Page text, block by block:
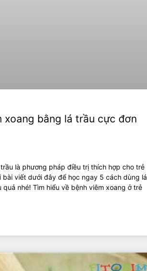
xoang bằng lá trầu cực đơn
là phương pháp điều trị thích hợp cho trẻ
bài viết dưới đây để học ngay 5 cách dùng lá
nhé! Tìm hiểu về bệnh viêm xoang ở trẻ